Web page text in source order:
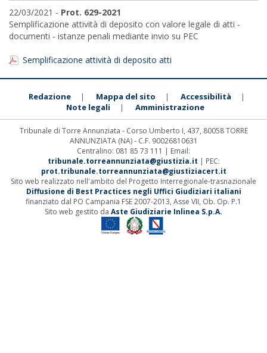
22/03/2021 - Prot. 629-2021
Semplificazione attività di deposito con valore legale di atti -
documenti - istanze penali mediante invio su PEC
Semplificazione attività di deposito atti
Redazione | Mappa del sito | Accessibilità |
Note legali | Amministrazione
Tribunale di Torre Annunziata - Corso Umberto I, 437, 80058 TORRE
ANNUNZIATA (NA) - C.F. 90026810631
Centralino: 081 85 73 111 | Email:
tribunale.torreannunziata@giustizia.it | PEC:
prot.tribunale.torreannunziata@giustiziacert.it
Sito web realizzato nell'ambito del Progetto Interregionale-trasnazionale
Diffusione di Best Practices negli Uffici Giudiziari italiani
finanziato dal PO Campania FSE 2007-2013, Asse VII, Ob. Op. P.1
Sito web gestito da Aste Giudiziarie Inlinea S.p.A.